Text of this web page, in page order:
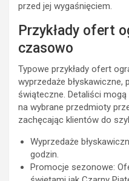
przed jej wygaśnięciem.
Przykłady ofert
czasowo
Typowe przykłady ofert
wyprzedaże
świąteczne. Detaliści
na wybrane przedmioty
zachęcając klientów do
Wyprzedaże
godzin.
Promocje sezonowe: